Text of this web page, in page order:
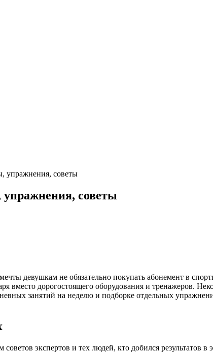
упражнения, советы
советы
девушкам не обязательно покупать абонемент в
вместо дорогостоящего оборудования и тренажеров.
занятий на неделю и подборке отдельных
экспертов и тех людей, кто добился результатов